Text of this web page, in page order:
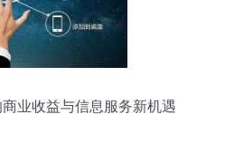
业收益与信息服务新机遇